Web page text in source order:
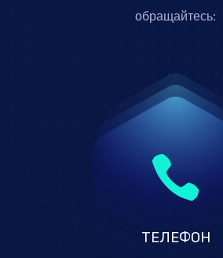
обращайтесь:

ТЕЛЕФОН